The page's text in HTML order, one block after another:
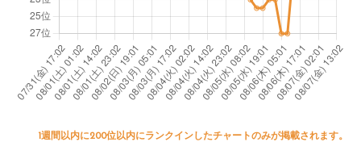
1週間以内に200位以内にランクインしたチャートのみが掲載されます。